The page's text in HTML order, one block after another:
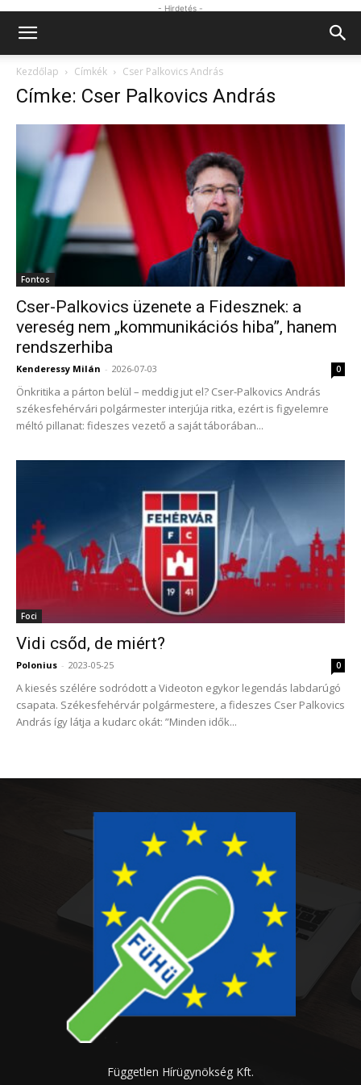
- Hirdetés -
Kezdőlap Címkék Cser Palkovics András
Címke: Cser Palkovics András
Fontos
Cser-Palkovics üzenete a Fidesznek: a
vereség nem „kommunikációs hiba”, hanem
rendszerhiba
Kenderessy Milán - 2026-07-03 0
Önkritika a párton belül – meddig jut el? Cser-Palkovics András
székesfehérvári polgármester interjúja ritka, ezért is figyelemre
méltó pillanat: fideszes vezető a saját táborában...
Foci
Vidi csőd, de miért?
Polonius - 2023-05-25 0
A kiesés szélére sodródott a Videoton egykor legendás labdarúgó
csapata. Székesfehérvár polgármestere, a fideszes Cser Palkovics
András így látja a kudarc okát: ”Minden idők...
Független Hírügynökség Kft.